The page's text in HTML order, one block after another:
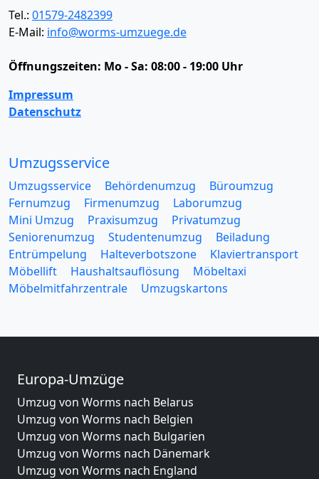
Tel.: 01579-2482399
E-Mail: info@worms-umzuege.de
Öffnungszeiten: Mo - Sa: 08:00 - 19:00 Uhr
Impressum
Datenschutz
Umzugsservice
Umzugsservice Behördenumzug
Büroumzug
Fernumzug
Firmenumzug
Laborumzug
Mini Umzug
Praxisumzug
Privatumzug
Seniorenumzug
Studentenumzug
Beiladung
Entrümpelung
Halteverbotszone
Klaviertransport
Möbellift
Haushaltsauflösung
Möbeltaxi
Möbelmitfahrzentrale
Umzugskartons
Europa-Umzüge
Umzug von Worms nach Belarus
Umzug von Worms nach Belgien
Umzug von Worms nach Bulgarien
Umzug von Worms nach Dänemark
Umzug von Worms nach England